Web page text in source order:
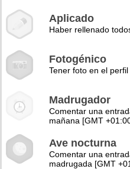
Aplicado
Haber rellenado
Fotogénico
Tener foto en el perfil
Madrugador
Comentar una
mañana [GMT
Ave nocturna
Comentar una
madrugada [GMT